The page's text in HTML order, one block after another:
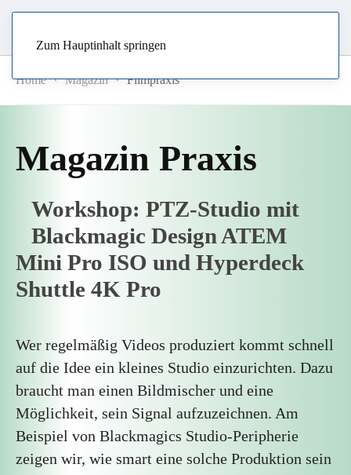
Zum Hauptinhalt springen
Home Magazin Filmpraxis
Magazin Praxis
Workshop: PTZ-Studio mit
Blackmagic Design ATEM
Mini Pro ISO und Hyperdeck
Shuttle 4K Pro
Wer regelmäßig Videos produziert kommt schnell
auf die Idee ein kleines Studio einzurichten. Dazu
braucht man einen Bildmischer und eine
Möglichkeit, sein Signal aufzuzeichnen. Am
Beispiel von Blackmagics Studio-Peripherie
zeigen wir, wie smart eine solche Produktion sein